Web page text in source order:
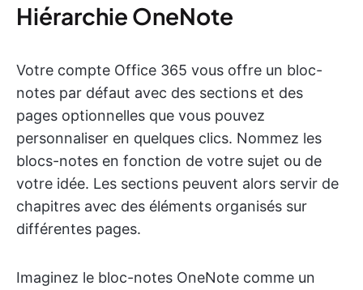
Hiérarchie OneNote
Votre compte Office 365 vous offre un bloc-
notes par défaut avec des sections et des
pages optionnelles que vous pouvez
personnaliser en quelques clics. Nommez les
blocs-notes en fonction de votre sujet ou de
votre idée. Les sections peuvent alors servir de
chapitres avec des éléments organisés sur
différentes pages.
Imaginez le bloc-notes OneNote comme un